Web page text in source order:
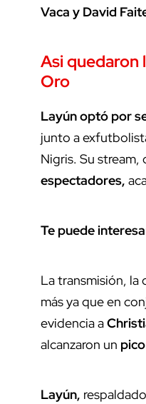
Vaca y David
Asi quedaron
Oro
Layún optó por
junto a
Nigris. Su
espectadores,
Te puede
La transmisión, la
más ya que en
evidencia a
alcanzaron un
Layún,